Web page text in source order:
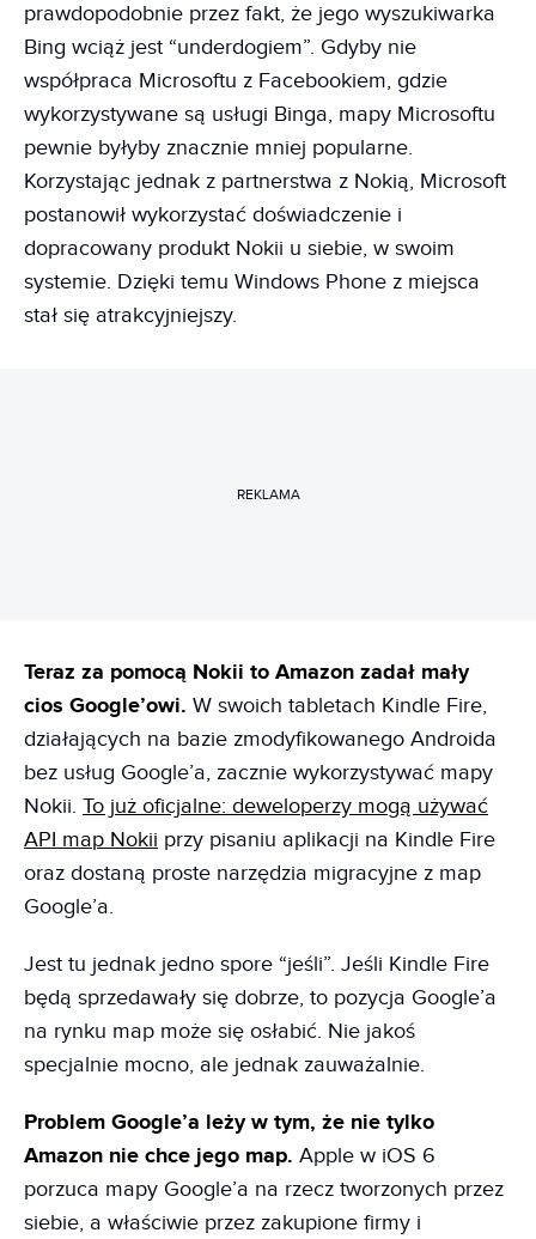
prawdopodobnie przez fakt, że jego wyszukiwarka
Bing wciąż jest “underdogiem”. Gdyby nie
współpraca Microsoftu z Facebookiem, gdzie
wykorzystywane są usługi Binga, mapy Microsoftu
pewnie byłyby znacznie mniej popularne.
Korzystając jednak z partnerstwa z Nokią, Microsoft
postanowił wykorzystać doświadczenie i
dopracowany produkt Nokii u siebie, w swoim
systemie. Dzięki temu Windows Phone z miejsca
stał się atrakcyjniejszy.
REKLAMA
Teraz za pomocą Nokii to Amazon zadał mały
cios Google’owi. W swoich tabletach Kindle Fire,
działających na bazie zmodyfikowanego Androida
bez usług Google’a, zacznie wykorzystywać mapy
Nokii. To już oficjalne: deweloperzy mogą używać
API map Nokii przy pisaniu aplikacji na Kindle Fire
oraz dostaną proste narzędzia migracyjne z map
Google’a.
Jest tu jednak jedno spore “jeśli”. Jeśli Kindle Fire
będą sprzedawały się dobrze, to pozycja Google’a
na rynku map może się osłabić. Nie jakoś
specjalnie mocno, ale jednak zauważalnie.
Problem Google’a leży w tym, że nie tylko
Amazon nie chce jego map. Apple w iOS 6
porzuca mapy Google’a na rzecz tworzonych przez
siebie, a właściwie przez zakupione firmy i